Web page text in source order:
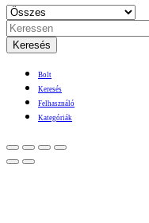
Keresés
Bolt
Keresés
Felhasználó
Kategóriák